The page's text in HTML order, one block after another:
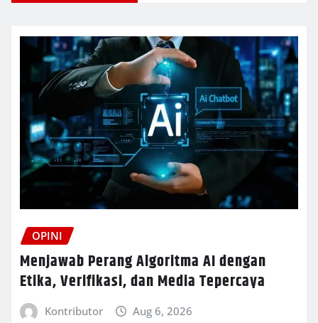
OPINI
Menjawab Perang Algoritma AI dengan
Etika, Verifikasi, dan Media Tepercaya
Kontributor Aug 6, 2026